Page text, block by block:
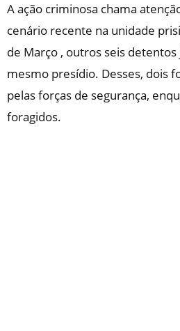
A ação criminosa chama
cenário recente na unidade
de Março , outros seis
mesmo presídio. Desses, dois
pelas forças de segurança,
foragidos.